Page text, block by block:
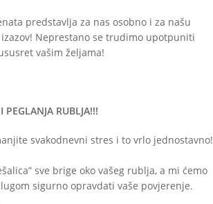
predstavlja za nas osobno i za našu
izazov! Neprestano se trudimo upotpuniti
vašim željama!
PEGLANJA RUBLJA!!!
svakodnevni stres i to vrlo jednostavno!
sve brige oko vašeg rublja, a mi ćemo
sigurno opravdati vaše povjerenje.